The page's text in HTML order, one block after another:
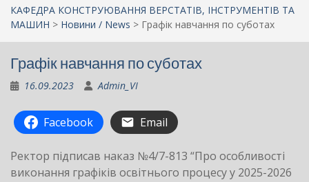
КАФЕДРА КОНСТРУЮВАННЯ ВЕРСТАТІВ, ІНСТРУМЕНТІВ ТА
МАШИН > Новини / News > Графік навчання по суботах
Графік навчання по суботах
16.09.2023 Admin_VI
Facebook Email
Ректор підписав наказ №4/7-813 “Про особливості
виконання графіків освітнього процесу у 2025-2026